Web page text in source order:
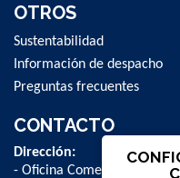
OTROS
Sustentabilidad
Información de despacho
Preguntas frecuentes
CONTACTO
Dirección:
- Oficina Comercial y